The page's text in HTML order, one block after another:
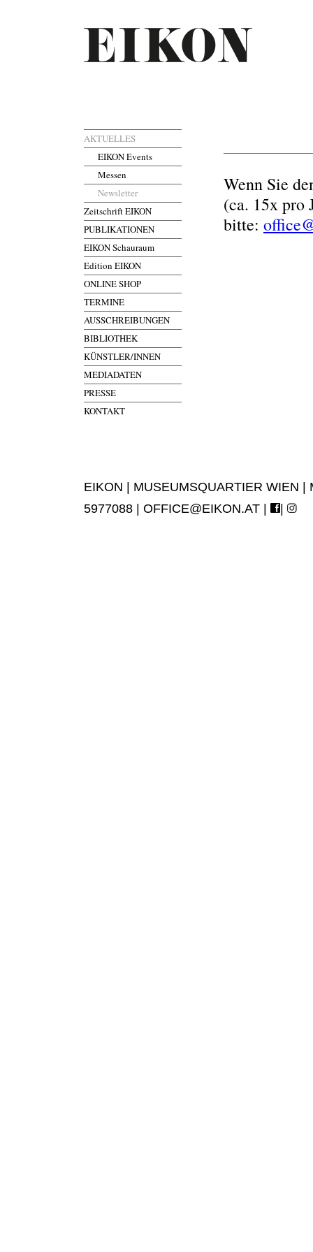
AKTUELLES
EIKON Events
Messen
Newsletter
Zeitschrift EIKON
PUBLIKATIONEN
EIKON Schauraum
Edition EIKON
ONLINE SHOP
TERMINE
AUSSCHREIBUNGEN
BIBLIOTHEK
KÜNSTLER/INNEN
MEDIADATEN
PRESSE
KONTAKT
Wenn Sie
(ca. 15x pro
bitte:
EIKON | MUSEUMSQUARTIER WIEN
5977088 | OFFICE@EIKON.AT | |